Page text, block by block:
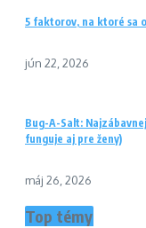
5 faktorov, na ktoré sa
jún 22, 2026
Bug-A-Salt:
funguje aj pre ženy)
máj 26, 2026
Top témy